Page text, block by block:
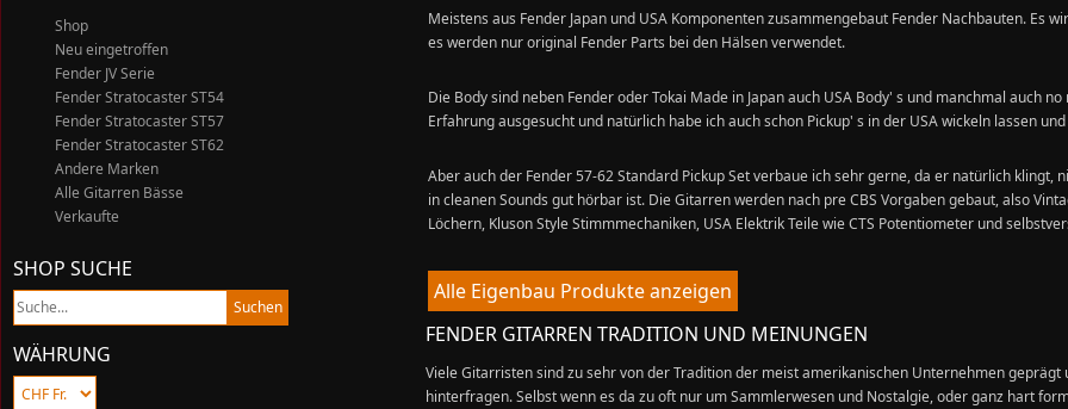
Shop
Neu eingetroffen
Fender JV Serie
Fender Stratocaster ST54
Fender Stratocaster ST57
Fender Stratocaster ST62
Andere Marken
Alle Gitarren Bässe
Verkaufte
SHOP SUCHE
WÄHRUNG
Meistens aus Fender Japan und USA Komponenten zusammengebaut Fender Nachbauten.
es werden nur original Fender Parts bei den Hälsen verwendet.
Die Body sind neben Fender oder Tokai Made in Japan auch USA Body' s und manchmal auch
Erfahrung ausgesucht und natürlich habe ich auch schon Pickup' s in der USA wickeln lassen
Aber auch der Fender 57-62 Standard Pickup Set verbaue ich sehr gerne, da er natürlich
in cleanen Sounds gut hörbar ist. Die Gitarren werden nach pre CBS Vorgaben gebaut, also
Löchern, Kluson Style Stimmmechaniken, USA Elektrik Teile wie CTS Potentiometer und
Alle Eigenbau Produkte anzeigen
FENDER GITARREN TRADITION UND MEINUNGEN
Viele Gitarristen sind zu sehr von der Tradition der meist amerikanischen Unternehmen
hinterfragen. Selbst wenn es da zu oft nur um Sammlerwesen und Nostalgie, oder ganz hart